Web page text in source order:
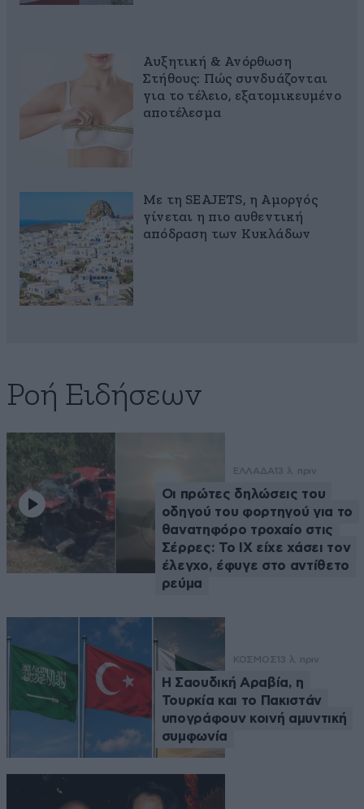
Αυξητική & Ανόρθωση
Στήθους: Πώς συνδυάζονται
για το τέλειο, εξατομικευμένο
αποτέλεσμα
Με τη SEAJETS, η Αμοργός
γίνεται η πιο αυθεντική
απόδραση των Κυκλάδων
Ροή Ειδήσεων
ΕΛΛΑΔΑ 13 λ. πριν
Οι πρώτες δηλώσεις του
οδηγού του φορτηγού για το
θανατηφόρο τροχαίο στις
Σέρρες: Το ΙΧ είχε χάσει τον
έλεγχο, έφυγε στο αντίθετο
ρεύμα
ΚΟΣΜΟΣ 13 λ. πριν
Η Σαουδική Αραβία, η
Τουρκία και το Πακιστάν
υπογράφουν κοινή αμυντική
συμφωνία